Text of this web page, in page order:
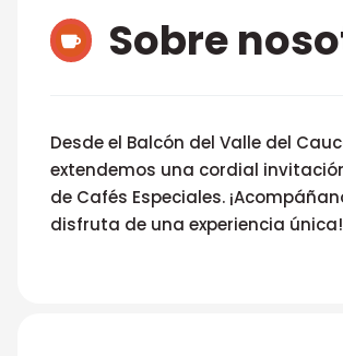
 Sobre
Desde el Balcón del Valle del
extendemos una cordial
de Cafés Especiales.
disfruta de una experiencia única!